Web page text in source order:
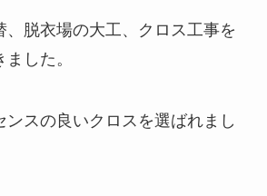
、脱衣場の大工、クロス工事を
した。
ンスの良いクロスを選ばれまし